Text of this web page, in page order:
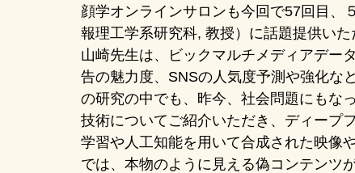
顔学オンラインサロンも今回で57回目、
報理工学系研究科, 教授）に話題提供いた
山崎先生は、ビックマルチメディアデー
告の魅力度、SNSの人気度予測や強化な
の研究の中でも、昨今、社会問題にもな
技術についてご紹介いただき、ディープ
学習や人工知能を用いて合成された映像
では、本物のように見える偽コンテンツ